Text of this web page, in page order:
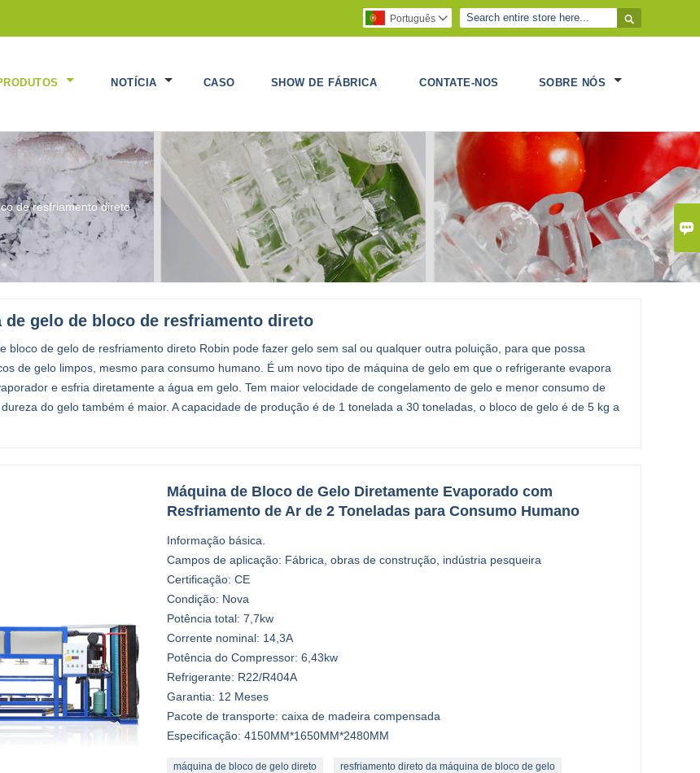


Português 
NOTÍCIA CASO SHOW DE FÁBRICA CONTATE-NOS SOBRE NÓS
de resfriamento direto
de gelo de bloco de resfriamento direto
bloco de gelo de resfriamento direto Robin pode fazer gelo sem sal ou qualquer outra poluição, para que possa
de gelo limpos, mesmo para consumo humano. É um novo tipo de máquina de gelo em que o refrigerante evapora
e esfria diretamente a água em gelo. Tem maior velocidade de congelamento de gelo e menor consumo de
do gelo também é maior. A capacidade de produção é de 1 tonelada a 30 toneladas, o bloco de gelo é de 5 kg a
Máquina de Bloco de Gelo Diretamente Evaporado com
Resfriamento de Ar de 2 Toneladas para Consumo Humano
Informação básica.
Campos de aplicação: Fábrica, obras de construção, indústria pesqueira
Certificação: CE
Condição: Nova
Potência total: 7,7kw
Corrente nominal: 14,3A
Potência do Compressor: 6,43kw
Refrigerante: R22/R404A
Garantia: 12 Meses
Pacote de transporte: caixa de madeira compensada
Especificação: 4150MM*1650MM*2480MM
máquina de bloco de gelo direto resfriamento direto da máquina de bloco de gelo